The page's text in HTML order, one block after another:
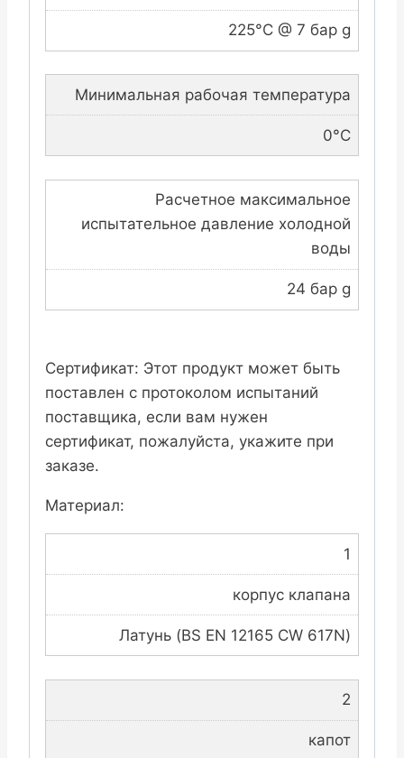
225°C @ 7 бар g
Минимальная рабочая температура
0°C
Расчетное максимальное
испытательное давление холодной
воды
24 бар g
Сертификат: Этот продукт может быть
поставлен с протоколом испытаний
поставщика, если вам нужен
сертификат, пожалуйста, укажите при
заказе.
Материал:
1
корпус клапана
Латунь (BS EN 12165 CW 617N)
2
капот